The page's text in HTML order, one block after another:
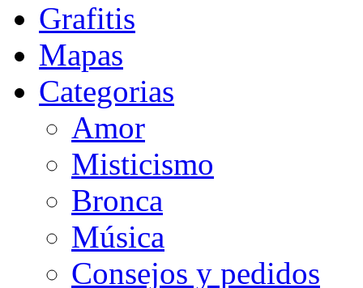
Grafitis
Mapas
Categorias
Amor
Misticismo
Bronca
Música
Consejos y pedidos